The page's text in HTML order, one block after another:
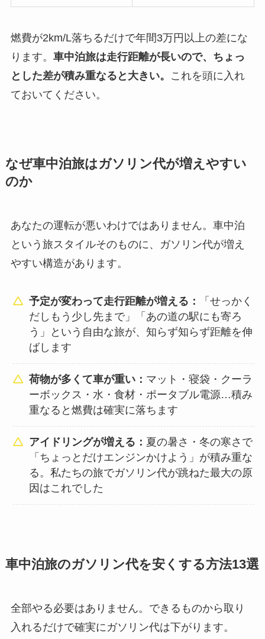
燃費が2km/L落ちるだけで年間3万円以上の差にな
ります。 車中泊旅は走行距離が長いので、ちょっ
とした差が積み重なると大きい。
これを頭に入れ
ておいてください。
なぜ車中泊旅はガソリン代が増えやすい
のか
あなたの運転が悪いわけではありません。車中泊
という旅スタイルそのものに、ガソリン代が増え
やすい構造があります。
予定が変わって走行距離が増える：
「せっかく
だしもう少し先まで」「あの道の駅にも寄ろ
う」という自由な旅が、知らず知らず距離を伸
ばします
荷物が多くて車が重い： マット・寝袋・クーラ
ーボックス・水・食材・ポータブル電源…積み
重なると燃費は確実に落ちます
アイドリングが増える： 夏の暑さ・冬の寒さで
「ちょっとだけエンジンかけよう」が積み重な
る。私たちの旅でガソリン代が跳ねた最大の原
因はこれでした
車中泊旅のガソリン代を安くする方法13選
全部やる必要はありません。できるものから取り
入れるだけで確実にガソリン代は下がります。